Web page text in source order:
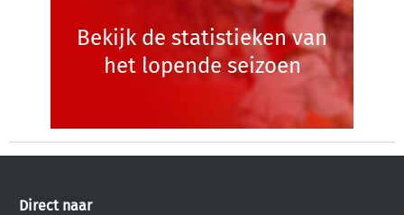
Bekijk de statistieken van
het lopende seizoen
Direct naar